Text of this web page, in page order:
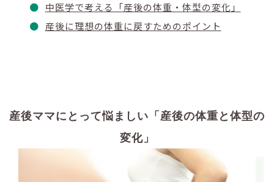
中医学で考える「産後の体重・体型の変化」
産後に理想の体重に戻すためのポイント
産後ママにとって悩ましい「産後の体重と体型の
変化」